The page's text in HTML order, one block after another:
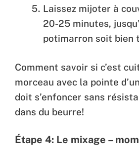
Laissez mijoter à
20-25 minutes,
potimarron soit bien
Comment savoir si c’est
morceau avec la pointe
doit s’enfoncer sans
dans du beurre!
Étape 4: Le mixage –